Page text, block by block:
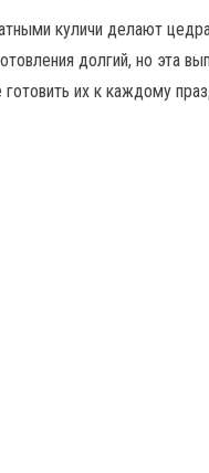
куличи делают
долгий, но эта
их к каждому